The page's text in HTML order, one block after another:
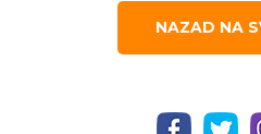
NAZAD NA